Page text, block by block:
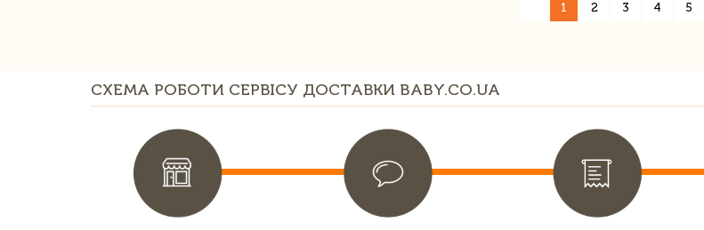
1 2 3 4 5
СХЕМА РОБОТИ СЕРВІСУ ДОСТАВКИ BABY.CO.UA